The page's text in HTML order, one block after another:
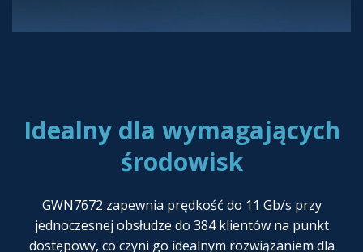
Idealny dla wymagających
środowisk
GWN7672 zapewnia prędkość do 11 Gb/s przy
jednoczesnej obsłudze do 384 klientów na punkt
dostępowy, co czyni go idealnym rozwiązaniem dla